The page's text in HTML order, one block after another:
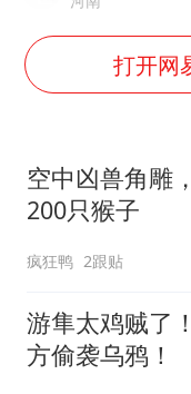
打开网
空中凶兽角雕
200只猴子
疯狂鸭 2跟贴
游隼太鸡贼了
方偷袭乌鸦！